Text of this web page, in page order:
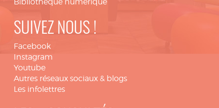
SUIVEZ NOUS !
Facebook
Instagram
Youtube
Autres réseaux sociaux & blogs
Les infolettres